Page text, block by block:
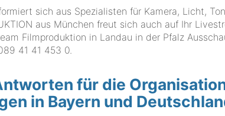
sich aus Spezialisten für Kamera, Licht,
aus München freut sich auch auf Ihr
Filmproduktion in Landau in der Pfalz
41 41 453 0
für die
in Bayern und